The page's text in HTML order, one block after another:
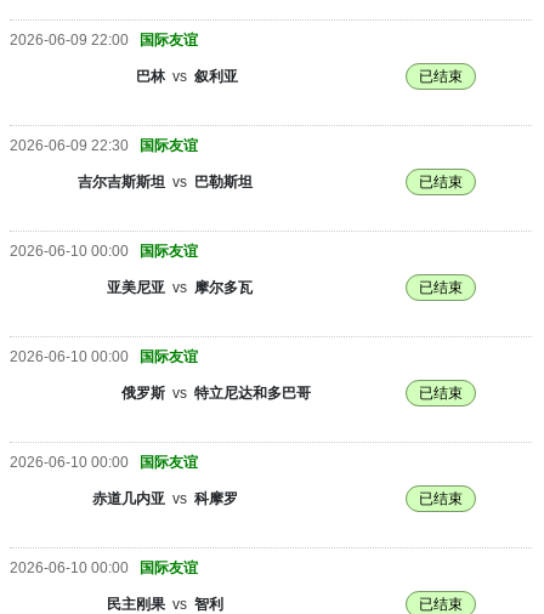
2026-06-09 22:00 国际友谊
巴林 vs 叙利亚 已结束
2026-06-09 22:30 国际友谊
吉尔吉斯斯坦 vs 巴勒斯坦 已结束
2026-06-10 00:00 国际友谊
亚美尼亚 vs 摩尔多瓦 已结束
2026-06-10 00:00 国际友谊
俄罗斯 vs 特立尼达和多巴哥 已结束
2026-06-10 00:00 国际友谊
赤道几内亚 vs 科摩罗 已结束
2026-06-10 00:00 国际友谊
民主刚果 vs 智利 已结束